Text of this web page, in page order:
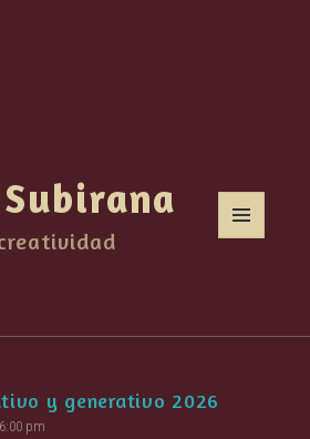
y generativo 2026
6:00 pm